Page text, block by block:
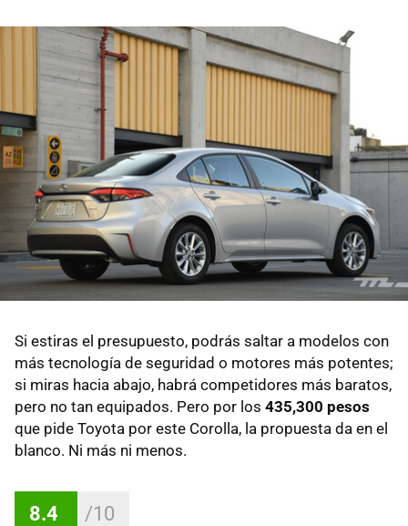
Si estiras el presupuesto, podrás saltar a modelos con
más tecnología de seguridad o motores más potentes;
si miras hacia abajo, habrá competidores más baratos,
pero no tan equipados. Pero por los 435,300 pesos
que pide Toyota por este Corolla, la propuesta da en el
blanco. Ni más ni menos.
8.4